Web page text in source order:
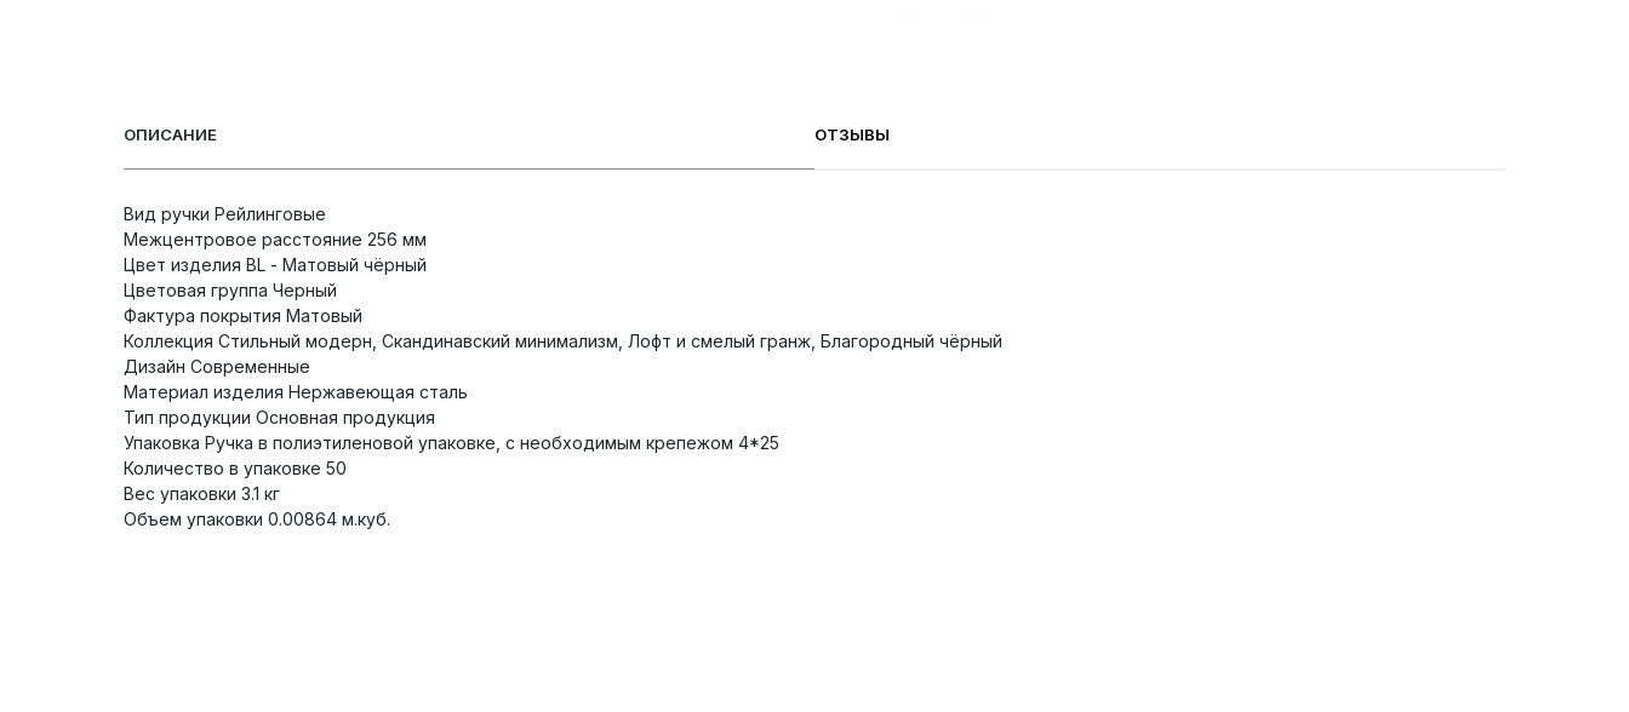
ОПИСАНИЕ ОТЗЫВЫ
Вид ручки Рейлинговые
Межцентровое расстояние 256 мм
Цвет изделия BL - Матовый чёрный
Цветовая группа Черный
Фактура покрытия Матовый
Коллекция Стильный модерн, Скандинавский минимализм, Лофт и смелый гранж, Благородный чёрный
Дизайн Современные
Материал изделия Нержавеющая сталь
Тип продукции Основная продукция
Упаковка Ручка в полиэтиленовой упаковке, с необходимым крепежом 4*25
Количество в упаковке 50
Вес упаковки 3.1 кг
Объем упаковки 0.00864 м.куб.